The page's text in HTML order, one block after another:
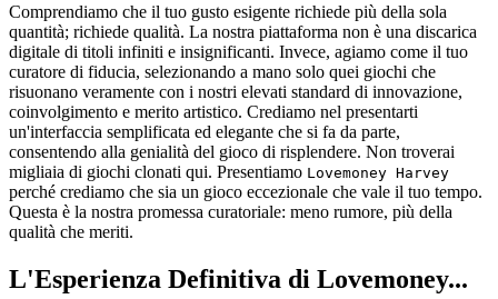
Comprendiamo che il tuo gusto esigente richiede più della sola
quantità; richiede qualità. La nostra piattaforma non è una discarica
digitale di titoli infiniti e insignificanti. Invece, agiamo come il tuo
curatore di fiducia, selezionando a mano solo quei giochi che
risuonano veramente con i nostri elevati standard di innovazione,
coinvolgimento e merito artistico. Crediamo nel presentarti
un'interfaccia semplificata ed elegante che si fa da parte,
consentendo alla genialità del gioco di risplendere. Non troverai
migliaia di giochi clonati qui. Presentiamo Lovemoney Harvey
perché crediamo che sia un gioco eccezionale che vale il tuo tempo.
Questa è la nostra promessa curatoriale: meno rumore, più della
qualità che meriti.
L'Esperienza Definitiva di Lovemoney...